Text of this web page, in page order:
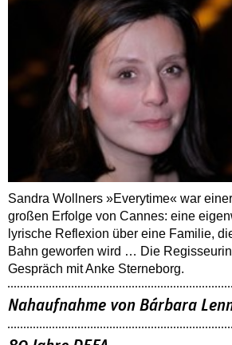
Sandra Wollners »Everytime« war
großen Erfolge von Cannes: eine
lyrische Reflexion über eine ­Familie,
Bahn geworfen wird … Die
Gespräch mit Anke Sterneborg.
Nahaufnahme von Bárbara